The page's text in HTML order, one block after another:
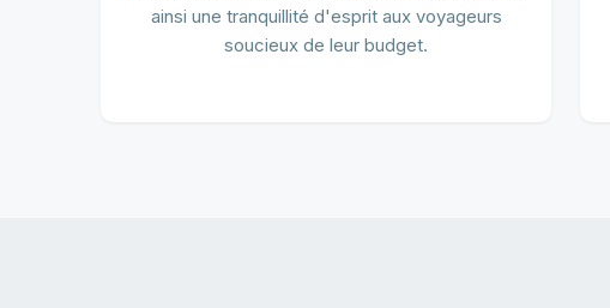
ainsi une tranquillité d'esprit aux voyageurs
soucieux de leur budget.